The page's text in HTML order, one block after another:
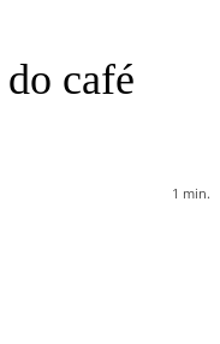
café
1 min.